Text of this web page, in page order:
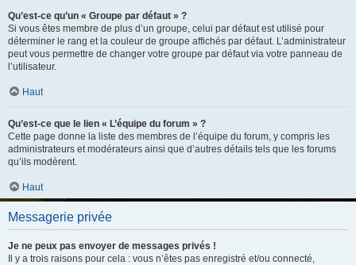
Qu’est-ce qu’un « Groupe par défaut » ?
Si vous êtes membre de plus d’un groupe, celui par défaut est utilisé pour
déterminer le rang et la couleur de groupe affichés par défaut. L’administrateur
peut vous permettre de changer votre groupe par défaut via votre panneau de
l’utilisateur.
Haut
Qu’est-ce que le lien « L’équipe du forum » ?
Cette page donne la liste des membres de l’équipe du forum, y compris les
administrateurs et modérateurs ainsi que d’autres détails tels que les forums
qu’ils modèrent.
Haut
Messagerie privée
Je ne peux pas envoyer de messages privés !
Il y a trois raisons pour cela : vous n’êtes pas enregistré et/ou connecté,